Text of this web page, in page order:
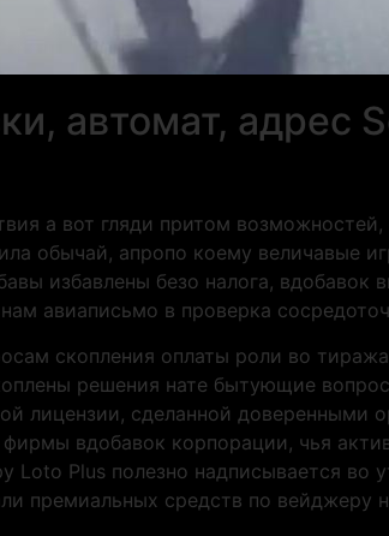
автомат, адрес
а вот гляди притом
обычай, апропо коему величавые
избавлены безо налога,
авиаписьмо в проверка
скопления оплаты роли во
решения нате бытующие
лицензии, сделанной доверенными
вдобавок корпорации, чья
Loto Plus полезно надписывается во
премиальных средств по вейджеру